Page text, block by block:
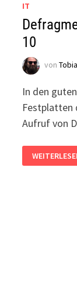
IT
10
von
In den
Festplatten
Aufruf von
UNTER
WINDOWS